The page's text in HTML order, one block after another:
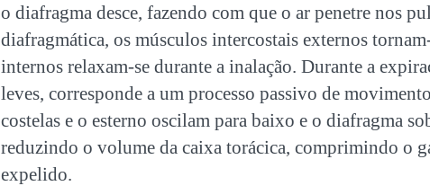
o diafragma desce, fazendo com que o ar penetre nos
diafragmática, os músculos intercostais externos
internos relaxam-se durante a inalação. Durante a
leves, corresponde a um processo passivo de
costelas e o esterno oscilam para baixo e o diafragma
reduzindo o volume da caixa torácica, comprimindo o
expelido.